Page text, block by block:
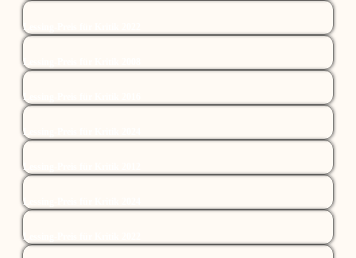
Lessing-Preis für Kritik 2022
Lessing-Preis für Kritik 2008
Lessing-Preis für Kritik 2016
Lessing-Preis für Kritik 2024
Lessing-Preis für Kritik 2012
Lessing-Preis für Kritik 2024
Lessing-Preis für Kritik 2022